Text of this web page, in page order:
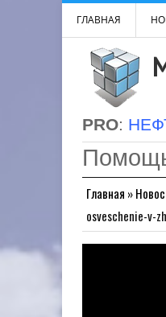
ГЛАВНАЯ
PRO:
Главная »
osveschenie-v-